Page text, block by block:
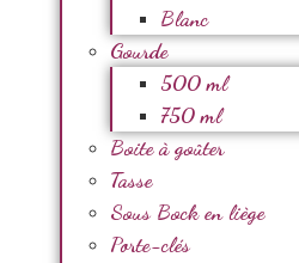
Blanc
Gourde
500 ml
750 ml
Boite à goûter
Tasse
Sous Bock en liège
Porte-clés